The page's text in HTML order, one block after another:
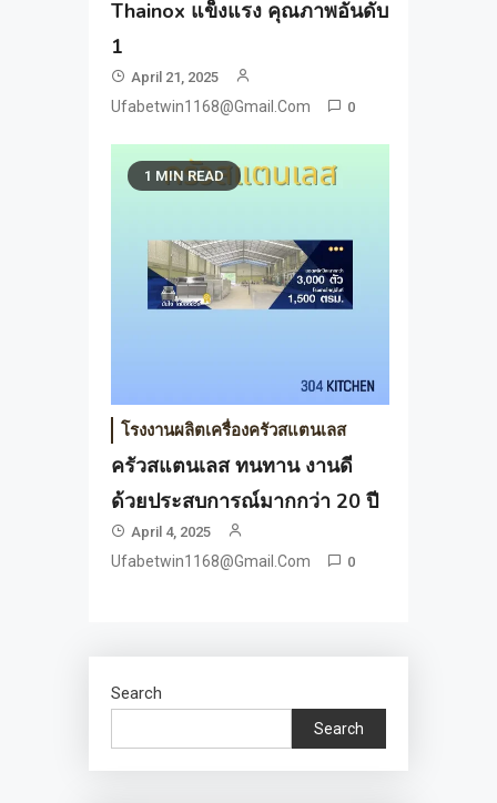
Thainox แข็งแรง คุณภาพอันดับ
1
April 21, 2025
Ufabetwin1168@gmail.com 0
1 MIN READ
โรงงานผลิตเครื่องครัวสแตนเลส
ครัวสแตนเลส ทนทาน งานดี
ด้วยประสบการณ์มากกว่า 20 ปี
April 4, 2025
Ufabetwin1168@gmail.com 0
Search
Search